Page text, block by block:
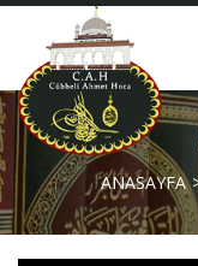
ANASAYFA